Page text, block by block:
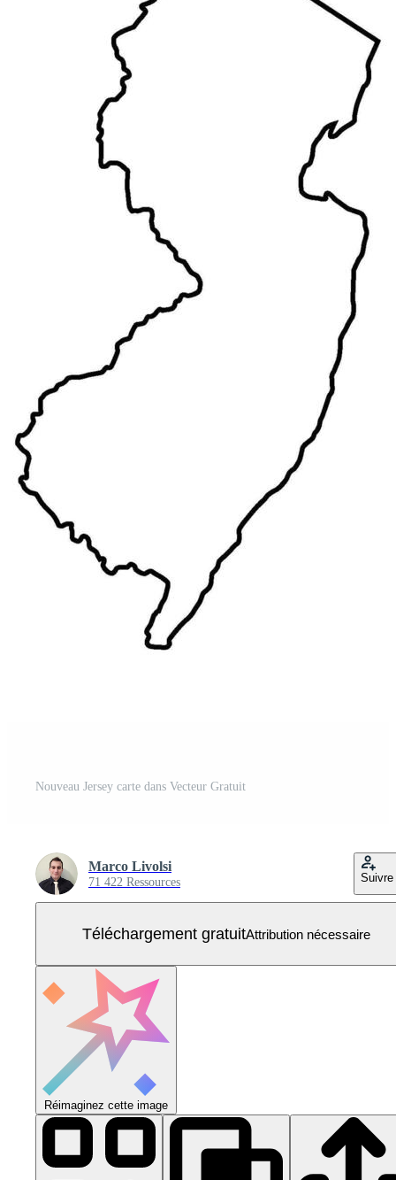
Nouveau Jersey carte dans Vecteur Gratuit
Marco Livolsi
71 422 Ressources Suivre
Téléchargement gratuitAttribution nécessaire
Réimaginez cette image